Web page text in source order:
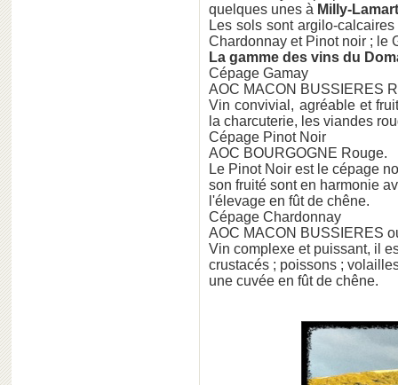
quelques unes à Milly-
Les sols sont argilo-
Chardonnay et Pinot noir ; le
La gamme des vins du
Cépage Gamay
AOC MACON BUSSIERES
Vin convivial, agréable et
la charcuterie, les viandes
Cépage Pinot Noir
AOC BOURGOGNE Rouge.
Le Pinot Noir est le cépage
son fruité sont en harmonie
l'élevage en fût de chêne.
Cépage Chardonnay
AOC MACON BUSSIERES
Vin complexe et puissant, il
crustacés ; poissons ;
une cuvée en fût de chêne.